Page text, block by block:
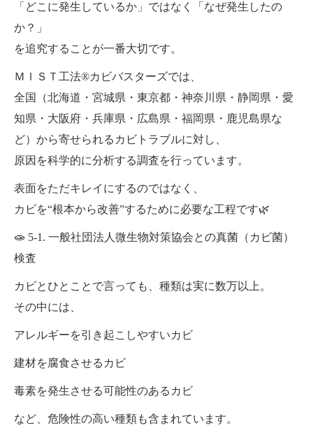
「どこに発生しているか」ではなく「なぜ発生したの
か？」
を追究することが一番大切です。
ＭＩＳＴ工法®カビバスターズでは、
全国（北海道・宮城県・東京都・神奈川県・静岡県・愛
知県・大阪府・兵庫県・広島県・福岡県・鹿児島県な
ど）から寄せられるカビトラブルに対し、
原因を科学的に分析する調査を行っています。
表面をただキレイにするのではなく、
カビを“根本から改善”するために必要な工程です🌿
🧫 5-1. 一般社団法人微生物対策協会との真菌（カビ菌）
検査
カビとひとことで言っても、種類は実に数万以上。
その中には、
アレルギーを引き起こしやすいカビ
建材を腐食させるカビ
毒素を発生させる可能性のあるカビ
など、危険性の高い種類も含まれています。